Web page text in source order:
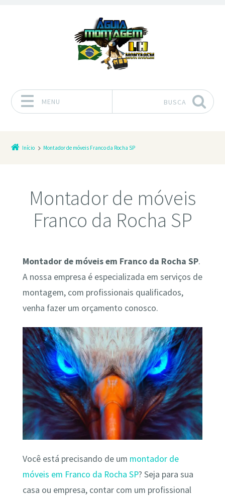
MENU BUSCA
Início Montador de móveis Franco da Rocha SP
Montador de móveis
Franco da Rocha SP
Montador de móveis em Franco da Rocha SP.
A nossa empresa é especializada em serviços de
montagem, com profissionais qualificados,
venha fazer um orçamento conosco.
Você está precisando de um montador de
móveis em Franco da Rocha SP? Seja para sua
casa ou empresa, contar com um profissional